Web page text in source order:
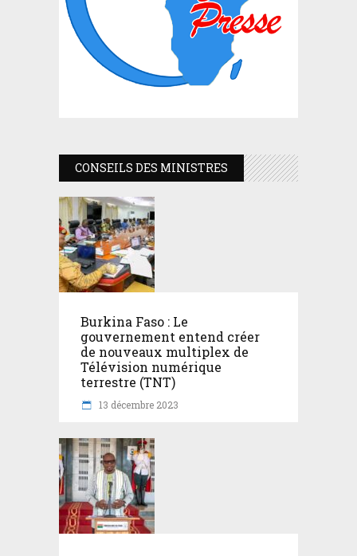
CONSEILS DES MINISTRES
Burkina Faso : Le
gouvernement entend créer
de nouveaux multiplex de
Télévision numérique
terrestre (TNT)
13 décembre 2023